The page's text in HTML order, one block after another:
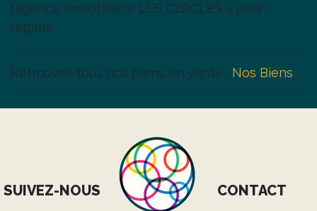
l’agence immobilière LES CERCLES à plein
régime.
Retrouvez tous nos biens en vente : Nos Biens
SUIVEZ-NOUS CONTACT